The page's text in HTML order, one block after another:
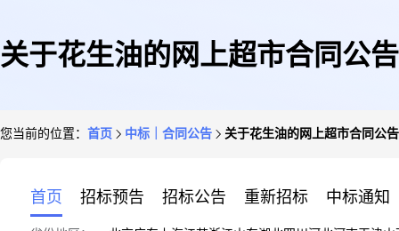
关于花生油的网上超市合同公告
您当前的位置： 首页 中标｜合同公告 关于花生油的网上超市合同公告
首页 招标预告 招标公告 重新招标 中标通知